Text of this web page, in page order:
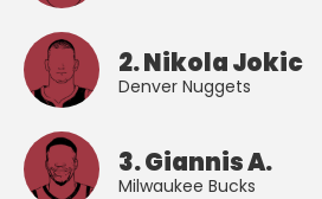
2. Nikola Jokic
Denver Nuggets
3. Giannis A.
Milwaukee Bucks